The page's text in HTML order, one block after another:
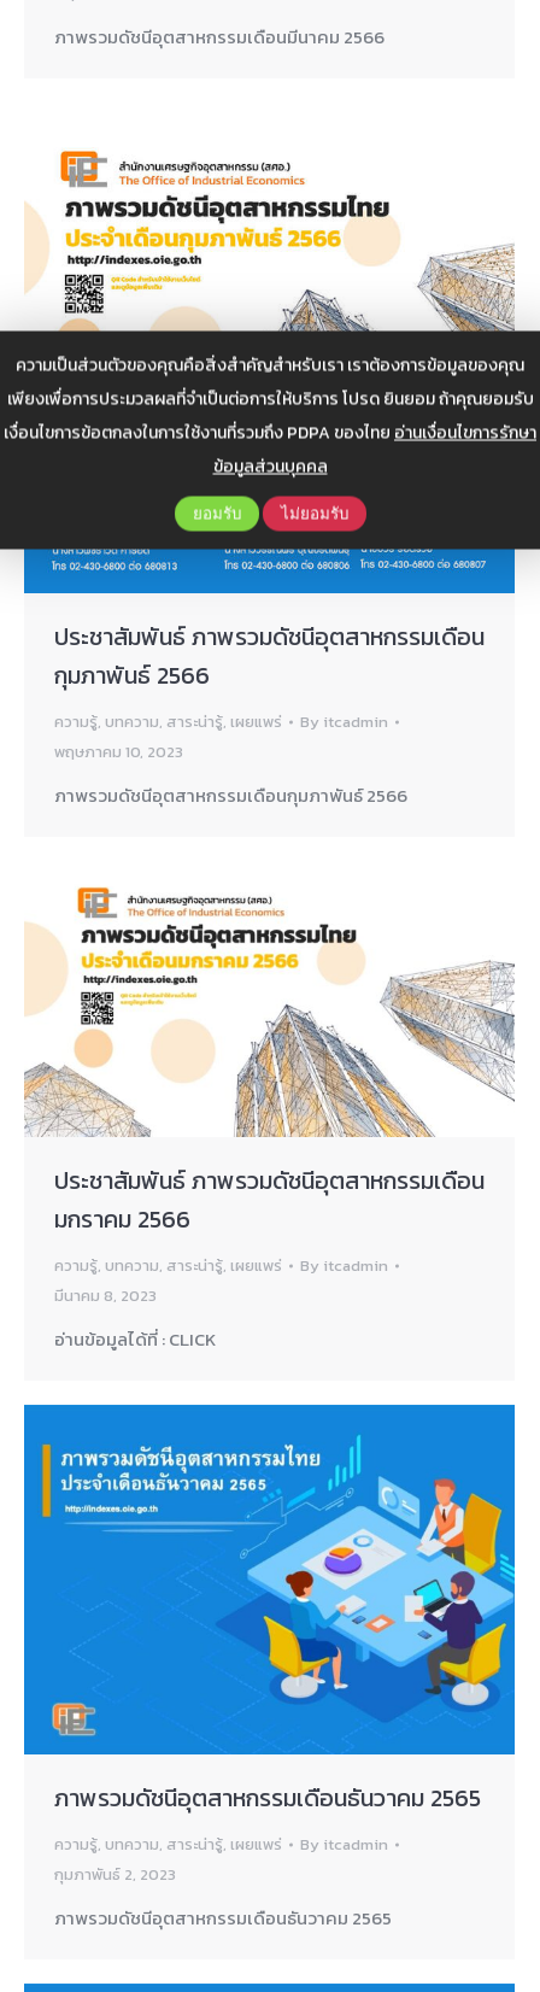
ความเป็นส่วนตัวของคุณคือสิ่งสำคัญสำหรับเรา เราต้องการข้อมูลของคุณ
เพียงเพื่อการประมวลผลที่จำเป็นต่อการให้บริการ โปรด ยินยอม ถ้าคุณยอมรับ
เงื่อนไขการข้อตกลงในการใช้งานที่รวมถึง PDPA ของไทย อ่านเงื่อนไขการรักษา
ข้อมูลส่วนบุคคล
ยอมรับ ไม่ยอมรับ
ภาพรวมดัชนีอุตสาหกรรมเดือนมีนาคม 2566
ประชาสัมพันธ์ ภาพรวมดัชนีอุตสาหกรรมเดือน
กุมภาพันธ์ 2566
ความรู้, บทความ, สาระน่ารู้, เผยแพร่ By itcadmin
พฤษภาคม 10, 2023
ภาพรวมดัชนีอุตสาหกรรมเดือนกุมภาพันธ์ 2566
ประชาสัมพันธ์ ภาพรวมดัชนีอุตสาหกรรมเดือน
มกราคม 2566
ความรู้, บทความ, สาระน่ารู้, เผยแพร่ By itcadmin
มีนาคม 8, 2023
อ่านข้อมูลได้ที่ : CLICK
ภาพรวมดัชนีอุตสาหกรรมเดือนธันวาคม 2565
ความรู้, บทความ, สาระน่ารู้, เผยแพร่ By itcadmin
กุมภาพันธ์ 2, 2023
ภาพรวมดัชนีอุตสาหกรรมเดือนธันวาคม 2565